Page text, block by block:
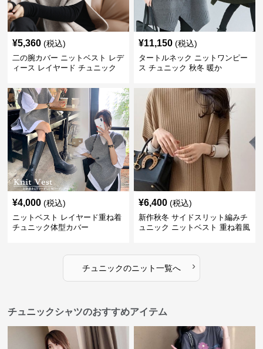
¥5,360 (税込)
二の腕カバー ニットベスト レデ
ィース レイヤード チュニック
¥11,150 (税込)
タートルネック ニットワンピー
ス チュニック 秋冬 暖か
¥4,000 (税込)
ニットベスト レイヤード重ね着
チュニック体型カバー
¥6,400 (税込)
新作秋冬 サイドスリット編みチ
ュニック ニットベスト 重ね着風
チュニックのニット一覧へ ›
チュニックシャツのおすすめアイテム